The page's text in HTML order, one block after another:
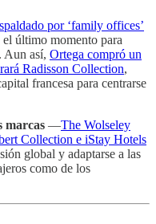
por ‘family offices’
el último momento para
Aun así, Ortega compró un
Radisson Collection,
francesa para centrarse
marcas —The Wolseley
Collection e iStay Hotels
global y adaptarse a las
como de los